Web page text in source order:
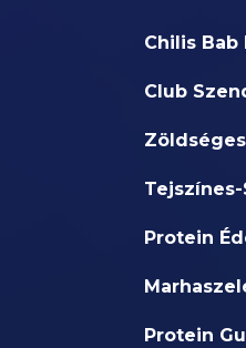
Chilis Bab
Club
Protein
Protein